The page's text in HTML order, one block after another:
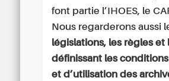
font partie l’IHOES, le
Nous regarderons aussi
législations, les règles et
définissant les
et d’utilisation des